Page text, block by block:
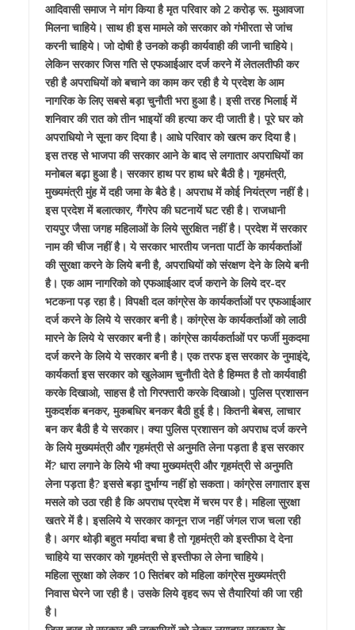
आदिवासी समाज ने मांग किया है मृत परिवार को 2 करोड़ रू. मुआवजा
मिलना चाहिये। साथ ही इस मामले को सरकार को गंभीरता से जांच
करनी चाहिये। जो दोषी है उनको कड़ी कार्यवाही की जानी चाहिये।
लेकिन सरकार जिस गति से एफआईआर दर्ज करने में लेतलतीफी कर
रही है अपराधियों को बचाने का काम कर रही है ये प्रदेश के आम
नागरिक के लिए सबसे बड़ा चुनौती भरा हुआ है। इसी तरह भिलाई में
शनिवार की रात को तीन भाइयों की हत्या कर दी जाती है। पूरे घर को
अपराधियो ने सूना कर दिया है। आधे परिवार को खत्म कर दिया है।
इस तरह से भाजपा की सरकार आने के बाद से लगातार अपराधियों का
मनोबल बढ़ा हुआ है। सरकार हाथ पर हाथ धरे बैठी है। गृहमंत्री,
मुख्यमंत्री मुंह में दही जमा के बैठे है। अपराध में कोई नियंत्रण नहीं है।
इस प्रदेश में बलात्कार, गैंगरेप की घटनायें घट रही है। राजधानी
रायपुर जैसा जगह महिलाओं के लिये सुरक्षित नहीं है। प्रदेश में सरकार
नाम की चीज नहीं है। ये सरकार भारतीय जनता पार्टी के कार्यकर्ताओं
की सुरक्षा करने के लिये बनी है, अपराधियों को संरक्षण देने के लिये बनी
है। एक आम नागरिको को एफआईआर दर्ज कराने के लिये दर-दर
भटकना पड़ रहा है। विपक्षी दल कांग्रेस के कार्यकर्ताओं पर एफआईआर
दर्ज करने के लिये ये सरकार बनी है। कांग्रेस के कार्यकर्ताओं को लाठी
मारने के लिये ये सरकार बनी है। कांग्रेस कार्यकर्ताओं पर फर्जी मुकदमा
दर्ज करने के लिये ये सरकार बनी है। एक तरफ इस सरकार के नुमाइंदे,
कार्यकर्ता इस सरकार को खुलेआम चुनौती देते है हिम्मत है तो कार्यवाही
करके दिखाओ, साहस है तो गिरफ्तारी करके दिखाओ। पुलिस प्रशासन
मुकदर्शक बनकर, मुकबधिर बनकर बैठी हुई है। कितनी बेबस, लाचार
बन कर बैठी है ये सरकार। क्या पुलिस प्रशासन को अपराध दर्ज करने
के लिये मुख्यमंत्री और गृहमंत्री से अनुमति लेना पड़ता है इस सरकार
में? धारा लगाने के लिये भी क्या मुख्यमंत्री और गृहमंत्री से अनुमति
लेना पड़ता है? इससे बड़ा दुर्भाग्य नहीं हो सकता। कांग्रेस लगातार इस
मसले को उठा रही है कि अपराध प्रदेश में चरम पर है। महिला सुरक्षा
खतरे में है। इसलिये ये सरकार कानून राज नहीं जंगल राज चला रही
है। अगर थोड़ी बहुत मर्यादा बचा है तो गृहमंत्री को इस्तीफा दे देना
चाहिये या सरकार को गृहमंत्री से इस्तीफा ले लेना चाहिये।
महिला सुरक्षा को लेकर 10 सितंबर को महिला कांग्रेस मुख्यमंत्री
निवास घेरने जा रही है। उसके लिये वृहद रूप से तैयारियां की जा रही
है।